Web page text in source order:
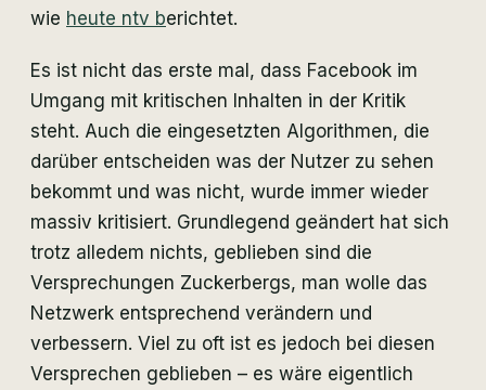
wie heute ntv berichtet.
Es ist nicht das erste mal, dass Facebook im
Umgang mit kritischen Inhalten in der Kritik
steht. Auch die eingesetzten Algorithmen, die
darüber entscheiden was der Nutzer zu sehen
bekommt und was nicht, wurde immer wieder
massiv kritisiert. Grundlegend geändert hat sich
trotz alledem nichts, geblieben sind die
Versprechungen Zuckerbergs, man wolle das
Netzwerk entsprechend verändern und
verbessern. Viel zu oft ist es jedoch bei diesen
Versprechen geblieben – es wäre eigentlich